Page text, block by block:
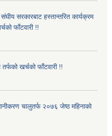
सरकारबाट हस्तान्तरित कार्यक्रम
फाँटवारी !!
खर्चको फाँटवारी !!
चालुतर्फ २०७६ जेष्ठ महिनाको